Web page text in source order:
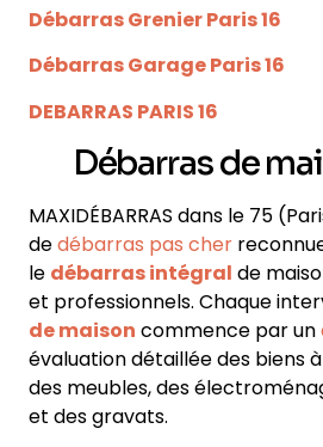
Débarras Grenier Paris 16
Débarras Garage Paris 16
DEBARRAS PARIS 16
Débarras de
MAXIDÉBARRAS dans le 75
dedébarras pas cher
le débarras intégral de
et professionnels. Chaque
de maison commence par un
évaluation détaillée des biens
des meubles, des
et des gravats.